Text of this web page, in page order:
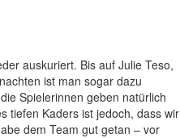
auskuriert. Bis auf Julie Teso,
ist man sogar dazu
Spielerinnen geben natürlich
tiefen Kaders ist jedoch, dass wir
dem Team gut getan – vor